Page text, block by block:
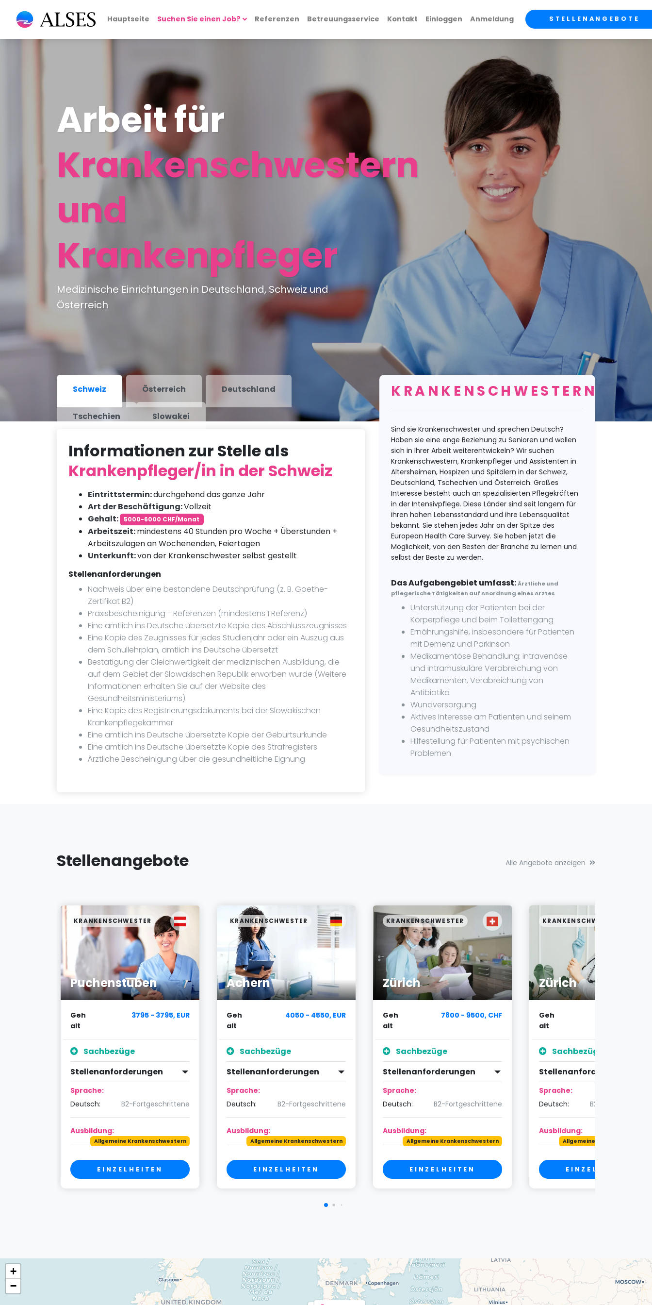
Hauptseite Suchen Sie einen Job? Referenzen Betreuungsservice Kontakt Einloggen Anmeldung STELLENANGEBOTE
Arbeit für
Krankenschwestern
und
Krankenpfleger
Medizinische Einrichtungen in Deutschland, Schweiz und
Österreich
Schweiz Österreich Deutschland
Tschechien Slowakei
Informationen zur Stelle als
Krankenpfleger/in in der Schweiz
Eintrittstermin:durchgehend das ganze Jahr
Art der Beschäftigung:Vollzeit
Gehalt:
5000-6000 CHF/Monat
Arbeitszeit:mindestens 40 Stunden pro Woche + Überstunden +
Arbeitszulagen an Wochenenden, Feiertagen
Unterkunft:von der Krankenschwester selbst gestellt
Stellenanforderungen
Nachweis über eine bestandene Deutschprüfung (z. B. Goethe-
Zertifikat B2)
Praxisbescheinigung - Referenzen (mindestens 1 Referenz)
Eine amtlich ins Deutsche übersetzte Kopie des Abschlusszeugnisses
Eine Kopie des Zeugnisses für jedes Studienjahr oder ein Auszug aus
dem Schullehrplan, amtlich ins Deutsche übersetzt
Bestätigung der Gleichwertigkeit der medizinischen Ausbildung, die
auf dem Gebiet der Slowakischen Republik erworben wurde (Weitere
Informationen erhalten Sie auf der Website des
Gesundheitsministeriums)
Eine Kopie des Registrierungsdokuments bei der Slowakischen
Krankenpflegekammer
Eine amtlich ins Deutsche übersetzte Kopie der Geburtsurkunde
Eine amtlich ins Deutsche übersetzte Kopie des Strafregisters
Ärztliche Bescheinigung über die gesundheitliche Eignung
KRANKENSCHWESTERN
Sind sie Krankenschwester und sprechen Deutsch?
Haben sie eine enge Beziehung zu Senioren und wollen
sich in Ihrer Arbeit weiterentwickeln? Wir suchen
Krankenschwestern, Krankenpfleger und Assistenten in
Altersheimen, Hospizen und Spitälern in der Schweiz,
Deutschland, Tschechien und Österreich. Großes
Interesse besteht auch an spezialisierten Pflegekräften
in der Intensivpflege. Diese Länder sind seit langem für
ihren hohen Lebensstandard und ihre Lebensqualität
bekannt. Sie stehen jedes Jahr an der Spitze des
European Health Care Survey. Sie haben jetzt die
Möglichkeit, von den Besten der Branche zu lernen und
selbst der Beste zu werden.
Das Aufgabengebiet umfasst:Ärztliche und
pflegerische Tätigkeiten auf Anordnung eines Arztes
Unterstützung der Patienten bei der
Körperpflege und beim Toilettengang
Ernährungshilfe, insbesondere für Patienten
mit Demenz und Parkinson
Medikamentöse Behandlung: intravenöse
und intramuskuläre Verabreichung von
Medikamenten, Verabreichung von
Antibiotika
Wundversorgung
Aktives Interesse am Patienten und seinem
Gesundheitszustand
Hilfestellung für Patienten mit psychischen
Problemen
Stellenangebote Alle Angebote anzeigen
Puchenstuben
KRANKENSCHWESTER
Geh
alt
3795 - 3795, EUR
Sachbezüge
Stellenanforderungen
Sprache:
Deutsch:
B2-Fortgeschrittene
Ausbildung:
Allgemeine Krankenschwestern
EINZELHEITEN
Achern
KRANKENSCHWESTER
Geh
alt
4050 - 4550, EUR
Sachbezüge
Stellenanforderungen
Sprache:
Deutsch:
B2-Fortgeschrittene
Ausbildung:
Allgemeine Krankenschwestern
EINZELHEITEN
Zürich
KRANKENSCHWESTER
Geh
alt
7800 - 9500, CHF
Sachbezüge
Stellenanforderungen
Sprache:
Deutsch:
B2-Fortgeschrittene
Ausbildung:
Allgemeine Krankenschwestern
EINZELHEITEN
Zürich
KRANKENSCHWESTER
Geh
alt
Sachbezüge
Stellenanforderungen
Sprache:
Deutsch:
B2-
Ausbildung:
Allgemeine
EINZELHEITEN
+
−